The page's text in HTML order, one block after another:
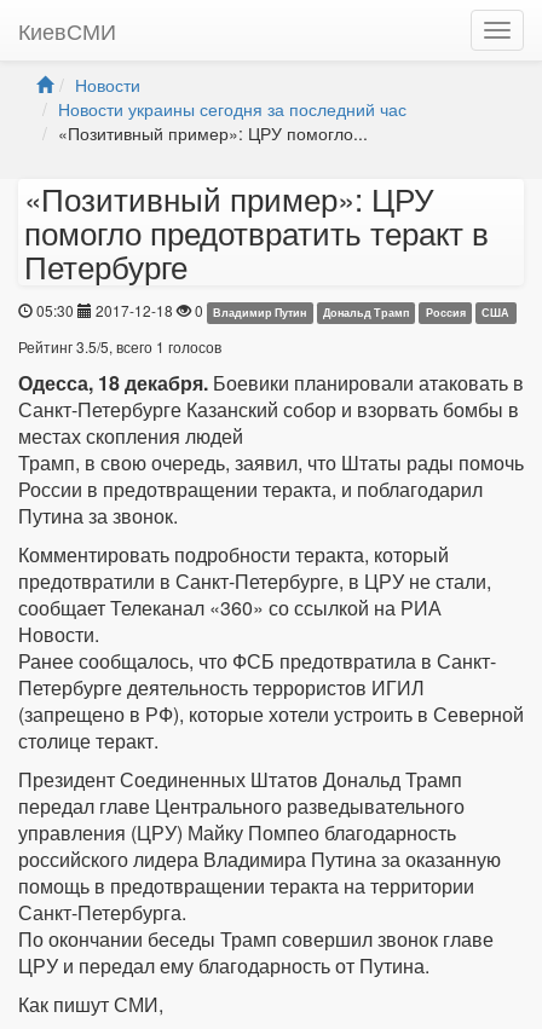
КиевСМИ
Новости
Новости украины сегодня за последний час
«Позитивный пример»: ЦРУ помогло...
«Позитивный пример»: ЦРУ
помогло предотвратить теракт в
Петербурге
05:30 2017-12-18 0 Владимир Путин Дональд Трамп Россия США
Рейтинг3.5/5, всего 1 голосов
Одесса, 18 декабря. Боевики планировали атаковать в
Санкт-Петербурге Казанский собор и взорвать бомбы в
местах скопления людей
Трамп, в свою очередь, заявил, что Штаты рады помочь
России в предотвращении теракта, и поблагодарил
Путина за звонок.
Комментировать подробности теракта, который
предотвратили в Санкт-Петербурге, в ЦРУ не стали,
сообщает Телеканал «360» со ссылкой на РИА
Новости.
Ранее сообщалось, что ФСБ предотвратила в Санкт-
Петербурге деятельность террористов ИГИЛ
(запрещено в РФ), которые хотели устроить в Северной
столице теракт.
Президент Соединенных Штатов Дональд Трамп
передал главе Центрального разведывательного
управления (ЦРУ) Майку Помпео благодарность
российского лидера Владимира Путина за оказанную
помощь в предотвращении теракта на территории
Санкт-Петербурга.
По окончании беседы Трамп совершил звонок главе
ЦРУ и передал ему благодарность от Путина.
Как пишут СМИ,